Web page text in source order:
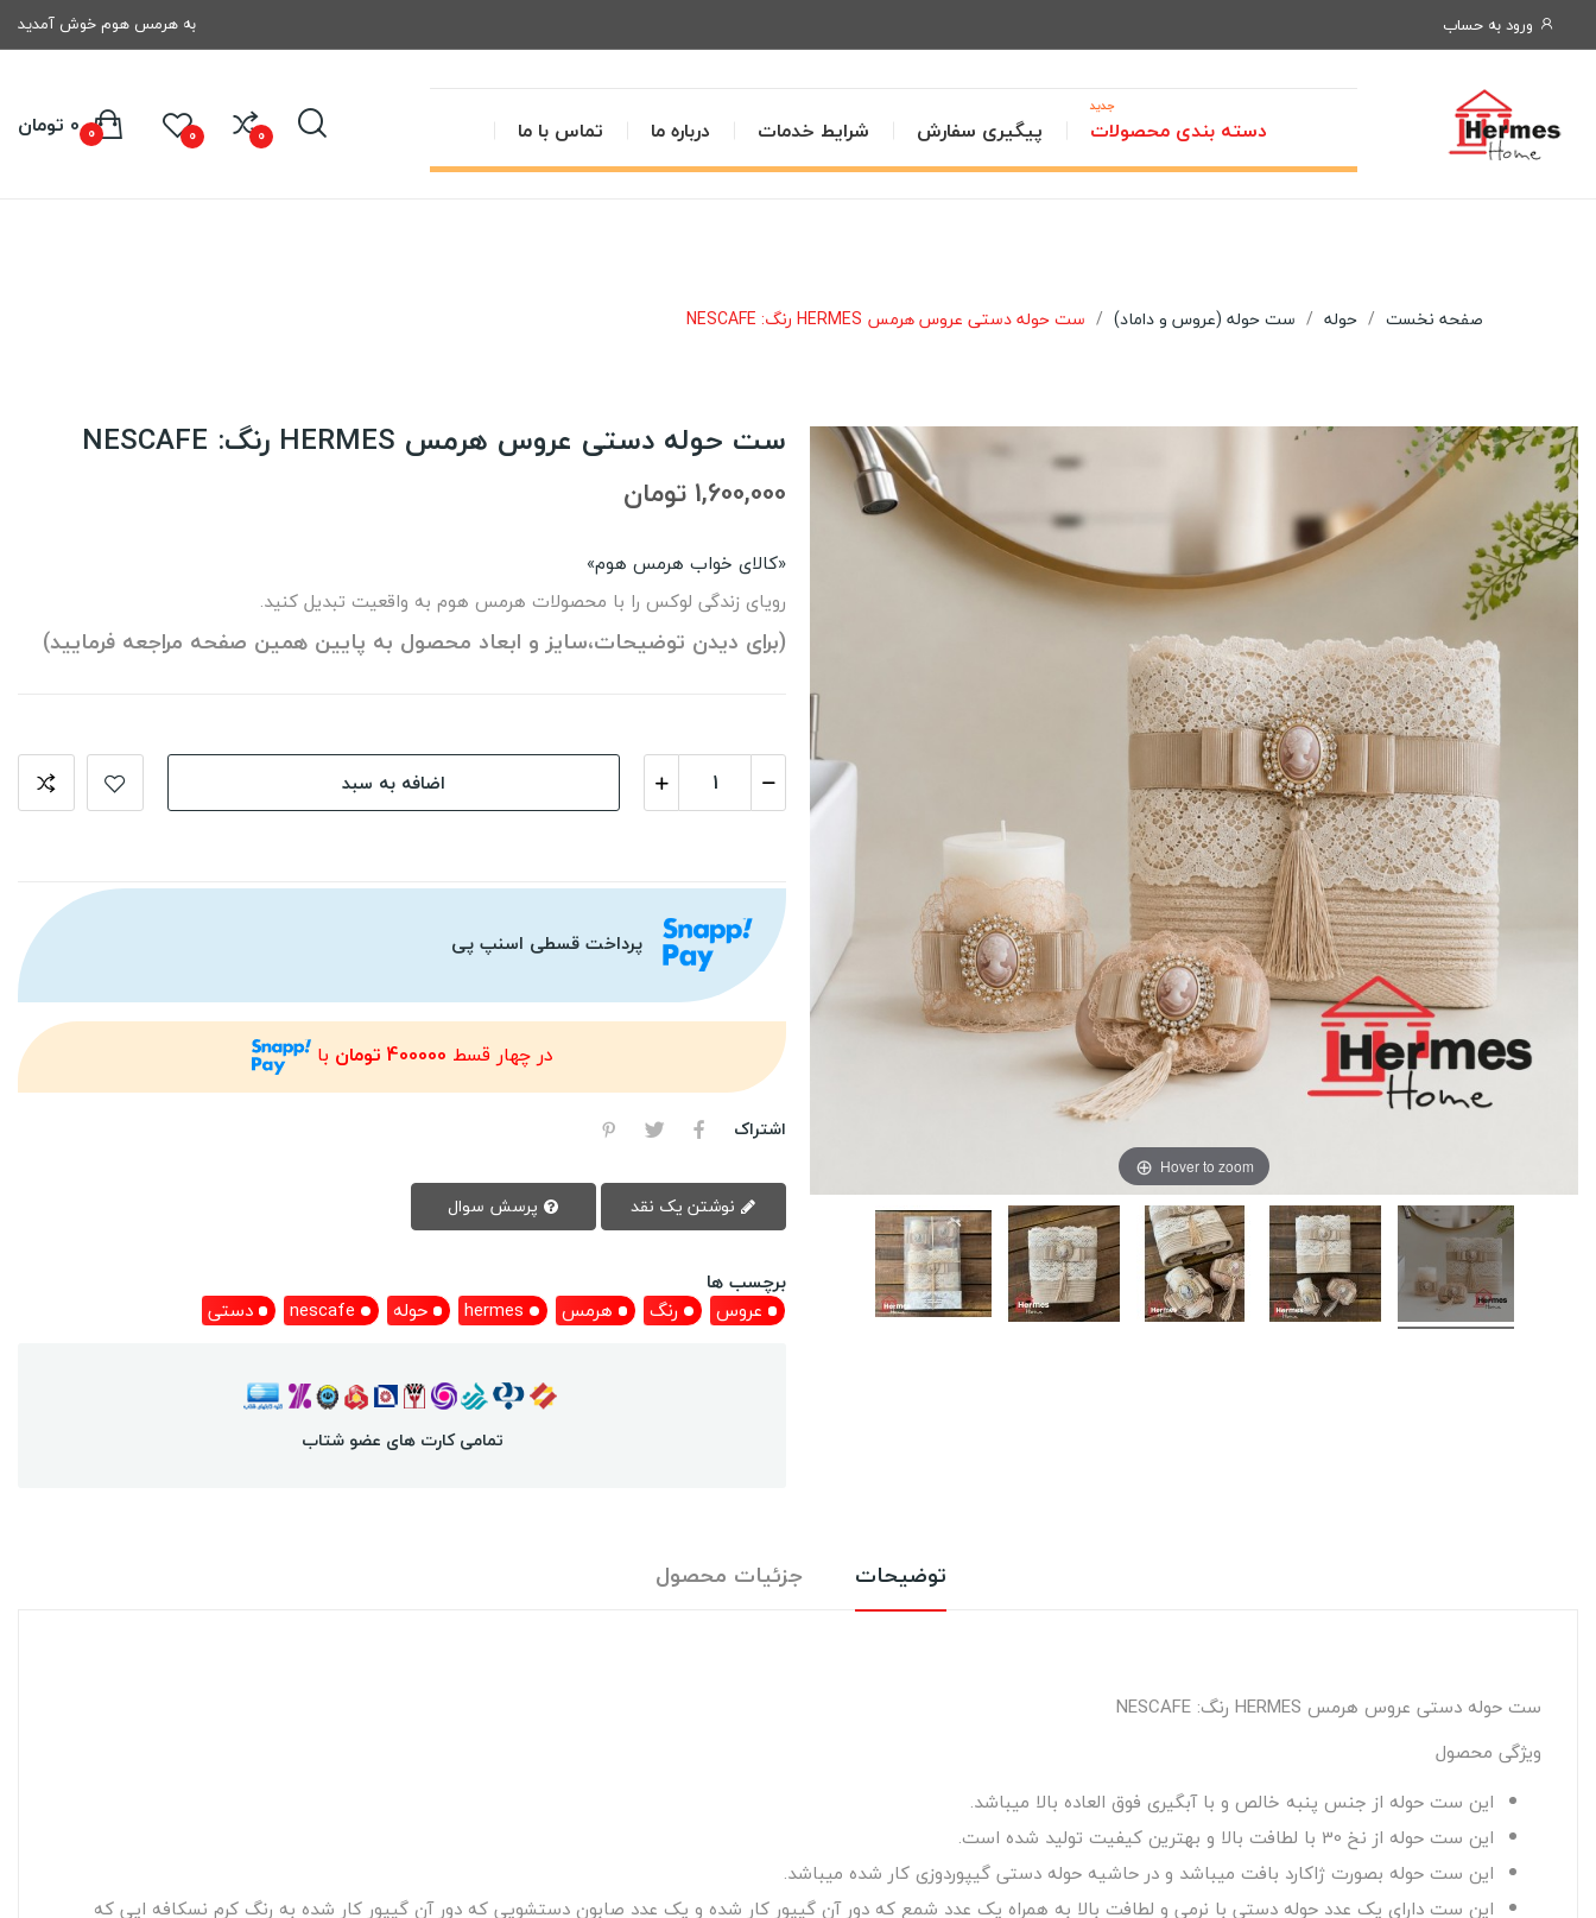
ورود به حساب به هرمس هوم خوش آمدید
دسته بندی محصولات
جدید
پیگیری سفارش شرایط خدمات درباره ما تماس با ما 0
0 0 تومان 0
صفحه نخست حوله ست حوله (عروس و داماد) ست حوله دستی عروس هرمس HERMES رنگ: NESCAFE
Hover to zoom
ست حوله دستی عروس هرمس HERMES رنگ: NESCAFE
1,600,000 تومان
«کالای خواب هرمس هوم»
رویای زندگی لوکس را با محصولات هرمس هوم به واقعیت تبدیل کنید.
(برای دیدن توضیحات،سایز و ابعاد محصول به پایین همین صفحه مراجعه فرمایید)
اضافه به سبد
پرداخت قسطی اسنپ پی
در چهار قسط 400000 تومان با
اشتراک
برچسب ها
عروس
رنگ هرمس hermes حوله nescafe دستی
تمامی کارت های عضو شتاب
توضیحات جزئیات محصول
ست حوله دستی عروس هرمس HERMES رنگ: NESCAFE
ویژگی محصول
این ست حوله از جنس پنبه خالص و با آبگیری فوق العاده بالا میباشد.
این ست حوله از نخ 30 با لطافت بالا و بهترین کیفیت تولید شده است.
این ست حوله بصورت ژاکارد بافت میباشد و در حاشیه حوله دستی گیپوردوزی کار شده میباشد.
این ست دارای یک عدد حوله دستی با نرمی و لطافت بالا به همراه یک عدد شمع که دور آن گیپور کار شده و یک عدد صابون دستشویی که دور آن گیپور کار شده به رنگ کرم نسکافه ایی که